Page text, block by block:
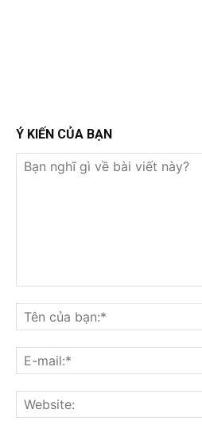
Ý KIẾN CỦA BẠN
nghĩ
gì
về
bài
viết
này?